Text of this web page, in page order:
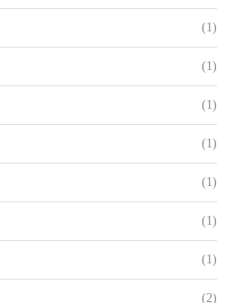
(1)
(1)
(1)
(1)
(1)
(1)
(1)
(2)